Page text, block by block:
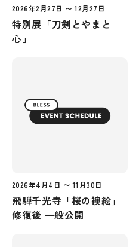
2026年2月27日 〜 12月27日
特別展「刀剣とやまと
心」
2026年4月4日 〜 11月30日
飛騨千光寺「桜の襖絵」
修復後 一般公開